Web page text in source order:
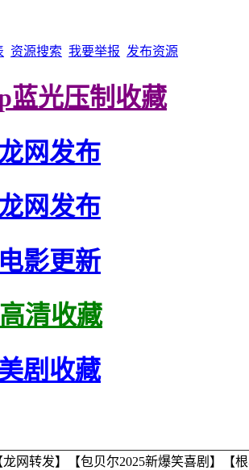
资源搜索 我要举报 发布资源
蓝光压制收藏
网发布
网发布
影更新
清收藏
剧收藏
龙网转发】【包贝尔2025新爆笑喜剧】【